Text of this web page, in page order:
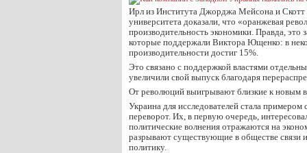
Ирл из Института Джорджа Мейсона и Скотт
университета доказали, что «оранжевая
производительность экономики. Правда, это
которые поддержали Виктора Ющенко: в
производительности достиг 15%.
Это связано с поддержкой властями
увеличили свой выпуск благодаря
От революций выигрывают близкие к новым
Украина для исследователей стала примером
переворот. Их, в первую очередь,
политические волнения отражаются на
разрывают существующие в обществе связи
политику.